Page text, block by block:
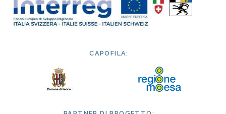
CAPOFILA: